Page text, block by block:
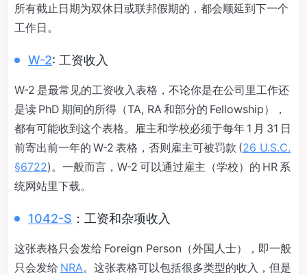
所有截止日期为双休日或联邦假期的，都会顺延到下一个
工作日。
W-2: 工资收入
W-2 是最常见的工资收入表格，不论你是在公司里工作还
是读 PhD 期间的所得（TA, RA 和部分的 Fellowship），
都有可能收到这个表格。雇主和学校必须于每年 1 月 31 日
前寄出前一年的 W-2 表格，否则雇主可被罚款 (26 U.S.C.
§6722)。一般而言，W-2 可以通过雇主（学校）的 HR 系
统网站里下载。
1042-S ：工资和杂项收入
这张表格只会发给 Foreign Person（外国人士），即一般
只会发给 NRA。这张表格可以包括很多类型的收入，但是